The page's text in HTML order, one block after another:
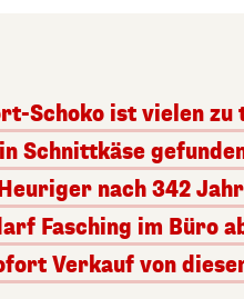
Schoko ist vielen zu
Schnittkäse
nach 342
Fasching im Büro
Verkauf von